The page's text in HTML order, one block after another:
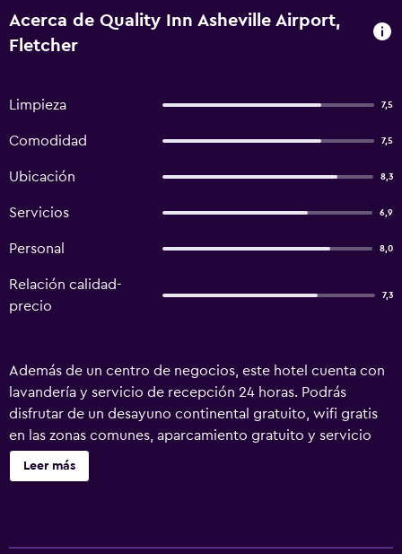
Acerca de Quality Inn Asheville Airport,
Fletcher
Limpieza 7,5
Comodidad 7,5
Ubicación 8,3
Servicios 6,9
Personal 8,0
Relación calidad-
precio
7,3
Además de un centro de negocios, este hotel cuenta con
lavandería y servicio de recepción 24 horas. Podrás
disfrutar de un desayuno continental gratuito, wifi gratis
en las zonas comunes, aparcamiento gratuito y servicio
gratuito de transporte al aeropuerto. Otras instalaciones
incluyen una máquina expendedora. Quality Inn Asheville
Leer más